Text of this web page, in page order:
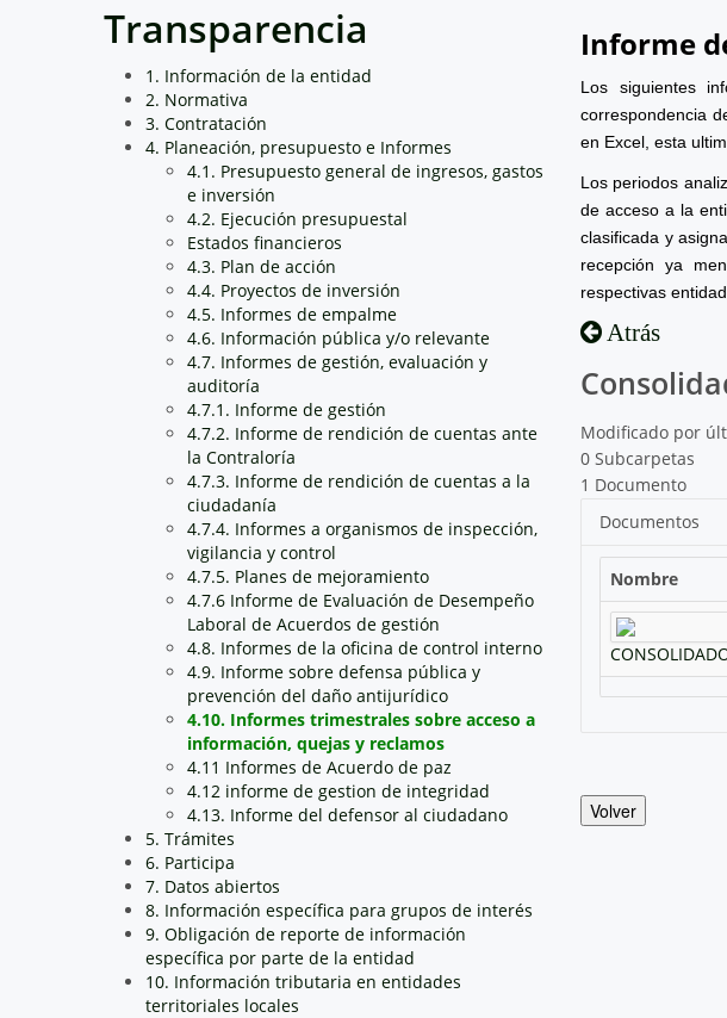
Transparencia
1. Información de la entidad
2. Normativa
3. Contratación
4. Planeación, presupuesto e Informes
4.1. Presupuesto general de ingresos, gastos
e inversión
4.2. Ejecución presupuestal
Estados financieros
4.3. Plan de acción
4.4. Proyectos de inversión
4.5. Informes de empalme
4.6. Información pública y/o relevante
4.7. Informes de gestión, evaluación y
auditoría
4.7.1. Informe de gestión
4.7.2. Informe de rendición de cuentas ante
la Contraloría
4.7.3. Informe de rendición de cuentas a la
ciudadanía
4.7.4. Informes a organismos de inspección,
vigilancia y control
4.7.5. Planes de mejoramiento
4.7.6 Informe de Evaluación de Desempeño
Laboral de Acuerdos de gestión
4.8. Informes de la oficina de control interno
4.9. Informe sobre defensa pública y
prevención del daño antijurídico
4.10. Informes trimestrales sobre acceso a
información, quejas y reclamos
4.11 Informes de Acuerdo de paz
4.12 informe de gestion de integridad
4.13. Informe del defensor al ciudadano
5. Trámites
6. Participa
7. Datos abiertos
8. Información específica para grupos de interés
9. Obligación de reporte de información
específica por parte de la entidad
10. Información tributaria en entidades
territoriales locales
Informe
Los siguientes
correspondencia
en Excel, esta
Los periodos
de acceso a la
clasificada y
recepción ya
respectivas
Atrás
Modificado por
0 Subcarpetas
1 Documento
Documentos
Nombre
Volver